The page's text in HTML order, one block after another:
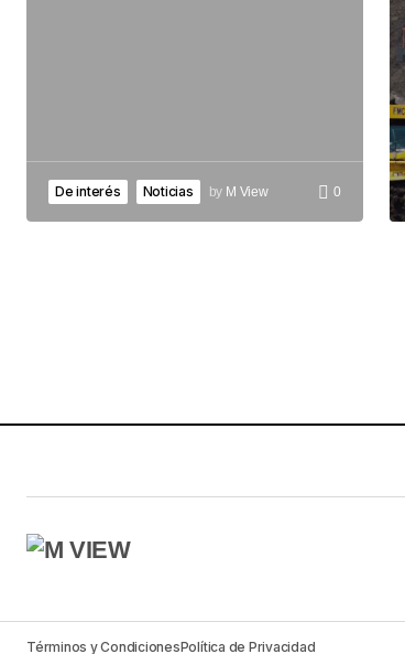
De interés Noticias by M View 0
Términos y CondicionesPolítica de Privacidad